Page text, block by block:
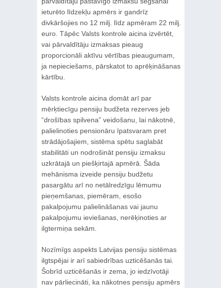
ieturēto līdzekļu apmērs ir gandrīz
divkāršojies no 12 milj. līdz apmēram 22 milj.
euro. Tāpēc Valsts kontrole aicina izvērtēt,
vai pārvaldītāju izmaksas pieaug
proporcionāli aktīvu vērtības pieaugumam,
ja nepieciešams, pārskatot to aprēķināšanas
kārtību.
Valsts kontrole aicina domāt arī par
mērķtiecīgu pensiju budžeta rezerves jeb
“drošības spilvena” veidošanu, lai nākotnē,
palielinoties pensionāru īpatsvaram pret
strādājošajiem, sistēma spētu saglabāt
stabilitāti un nodrošināt pensiju izmaksu
uzkrātajā un piešķirtajā apmērā. Šāda
mehānisma izveide pensiju budžetu
pasargātu arī no netālredzīgu lēmumu
pieņemšanas, piemēram, esošo
pakalpojumu palielināšanas vai jaunu
pakalpojumu ieviešanas, nerēķinoties ar
ilgtermiņa sekām.
Nozīmīgs aspekts Latvijas pensiju sistēmas
ilgtspējai ir arī sabiedrības uzticēšanās tai.
Šobrīd uzticēšanās ir zema, jo iedzīvotāji
nav pārliecināti, ka nākotnes pensiju apmērs